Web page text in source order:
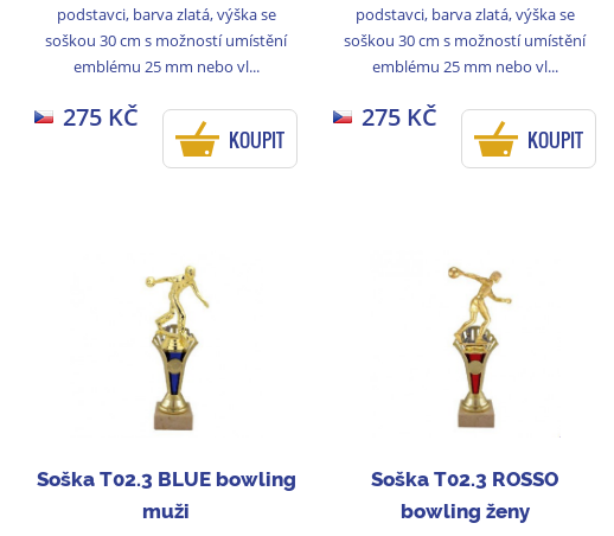
podstavci, barva zlatá, výška se
soškou 30 cm s možností umístění
emblému 25 mm nebo vl...
275 KČ
KOUPIT
podstavci, barva zlatá, výška se
soškou 30 cm s možností umístění
emblému 25 mm nebo vl...
275 KČ
KOUPIT
Soška T02.3 BLUE bowling
muži
Soška T02.3 ROSSO
bowling ženy